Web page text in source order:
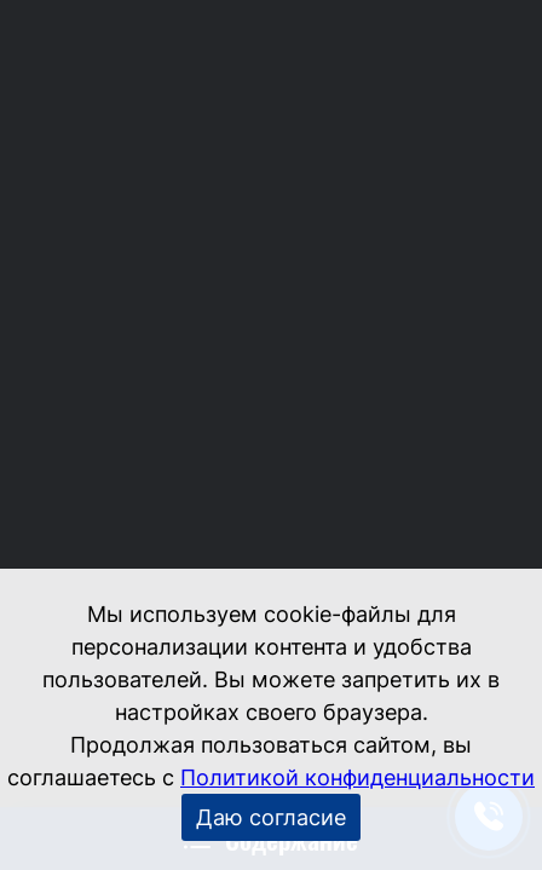
Содержание
Мы используем cookie-файлы для
персонализации контента и удобства
пользователей. Вы можете запретить их в
настройках своего браузера.
Продолжая пользоваться сайтом, вы
соглашаетесь с Политикой конфиденциальности
Даю согласие